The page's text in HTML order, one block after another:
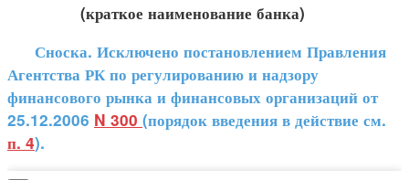
(краткое наименование банка)
Сноска. Исключено постановлением Правления
Агентства РК по регулированию и надзору
финансового рынка и финансовых организаций от
25.12.2006 N 300 (порядок введения в действие см.
п. 4).